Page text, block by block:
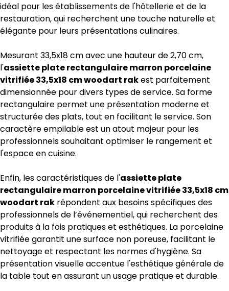
idéal pour les établissements de l'hôtellerie et de la
restauration, qui recherchent une touche naturelle et
élégante pour leurs présentations culinaires.
Mesurant 33,5x18 cm avec une hauteur de 2,70 cm,
l'assiette plate rectangulaire marron porcelaine
vitrifiée 33,5x18 cm woodart rakest parfaitement
dimensionnée pour divers types de service. Sa forme
rectangulaire permet une présentation moderne et
structurée des plats, tout en facilitant le service. Son
caractère empilable est un atout majeur pour les
professionnels souhaitant optimiser le rangement et
l'espace en cuisine.
Enfin, les caractéristiques de l'assiette plate
rectangulaire marron porcelaine vitrifiée 33,5x18 cm
woodart rak répondent aux besoins spécifiques des
professionnels de l’événementiel, qui recherchent des
produits à la fois pratiques et esthétiques. La porcelaine
vitrifiée garantit une surface non poreuse, facilitant le
nettoyage et respectant les normes d'hygiène. Sa
présentation visuelle accentue l'esthétique générale de
la table tout en assurant un usage pratique et durable.